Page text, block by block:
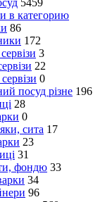
5459
в категорию
86
172
3
22
0
посуд різне 196
28
0
сита 17
23
31
фондю 33
34
96